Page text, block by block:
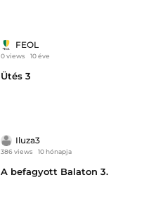
FEOL
0 views 10 éve
Ütés 3
Iluza3
386 views 10 hónapja
A befagyott Balaton 3.